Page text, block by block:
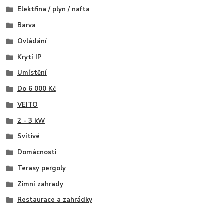
Elektřina / plyn / nafta
Barva
Ovládání
Krytí IP
Umístění
Do 6 000 Kč
VEITO
2 - 3 kW
Svítivé
Domácnosti
Terasy pergoly
Zimní zahrady
Restaurace a zahrádky